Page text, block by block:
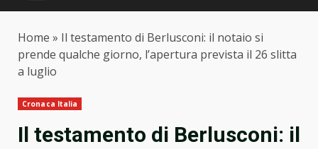
Home » Il testamento di Berlusconi: il notaio si
prende qualche giorno, l’apertura prevista il 26 slitta
a luglio
Cronaca Italia
Il testamento di Berlusconi: il